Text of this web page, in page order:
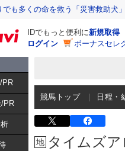
でも多くの命を救う「災害救助犬
IDでもっと便利に新規取得
ログイン
ボーナスセレ
PR
PR
競馬トップ 日程・
タイムズア